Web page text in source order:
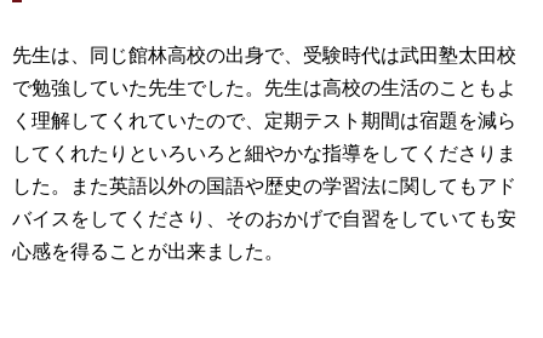
先生は、同じ館林高校の出身で、受験時代は武田塾太田校
で勉強していた先生でした。先生は高校の生活のこともよ
く理解してくれていたので、定期テスト期間は宿題を減ら
してくれたりといろいろと細やかな指導をしてくださりま
した。また英語以外の国語や歴史の学習法に関してもアド
バイスをしてくださり、そのおかげで自習をしていても安
心感を得ることが出来ました。